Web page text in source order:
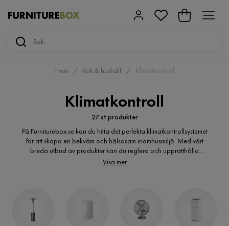
Hem Kök & hushåll Klimatkontroll
Klimatkontroll
27 st produkter
På Furniturebox.se kan du hitta det perfekta klimatkontrollsystemet
för att skapa en bekväm och hälsosam inomhusmiljö. Med vårt
breda utbud av produkter kan du reglera och upprätthålla
önskad temperatur och luftfuktighet i ditt hem. Våra
och produktivitet, kan du även minska din energiförbrukning och
bidra till en mer hållbar miljö. Hos oss på Furniturebox kan du
enkelt köpa de bästa produkterna för klimatkontroll och skapa en
Visa mer